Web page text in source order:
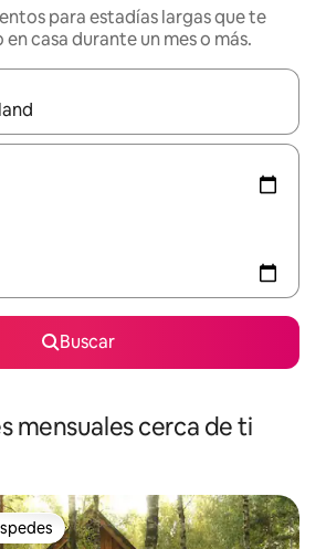
para estadías largas que te
casa durante un mes o más.
estén disponibles, navega con las
Buscar
mensuales cerca de ti